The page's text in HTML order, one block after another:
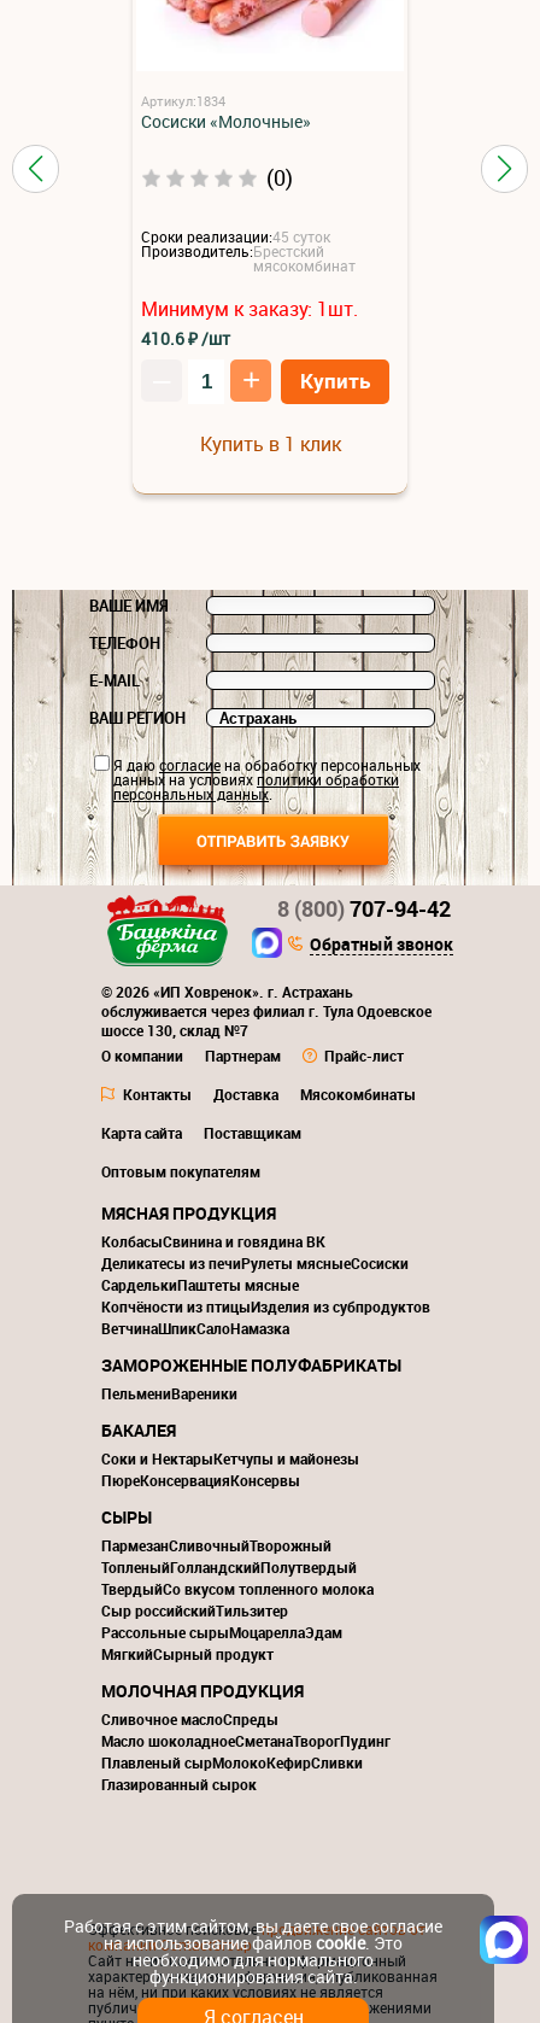
Артикул:1834
Сосиски «Молочные»
(0)
Сроки реализации:45 суток
Производитель:Брестский
мясокомбинат
Минимум к заказу: 1шт.
410.6₽/шт
+ Купить
Купить в 1 клик
ВАШЕ ИМЯ
ТЕЛЕФОН
E-MAIL
ВАШ РЕГИОН
Я даюсогласиена обработку персональных
данных на условияхполитики обработки
персональных данных.
© 2026 «ИП Ховренок». г. Астрахань
обслуживается через филиал г. Тула Одоевское
шоссе 130, склад №7
О компании
Партнерам
Прайс-лист
Контакты
Доставка
Мясокомбинаты
Карта сайта
Поставщикам
Оптовым покупателям
8 (800)707-94-42
Обратный звонок
МЯСНАЯ ПРОДУКЦИЯ
КолбасыСвинина и говядина ВК
Деликатесы из печиРулеты мясныеСосиски
СарделькиПаштеты мясные
Копчёности из птицыИзделия из субпродуктов
ВетчинаШпикСалоНамазка
ЗАМОРОЖЕННЫЕ ПОЛУФАБРИКАТЫ
ПельмениВареники
БАКАЛЕЯ
Соки и НектарыКетчупы и майонезы
ПюреКонсервацияКонсервы
СЫРЫ
ПармезанСливочныйТворожный
ТопленыйГолландскийПолутвердый
ТвердыйСо вкусом топленного молока
Сыр российскийТильзитер
Рассольные сырыМоцареллаЭдам
МягкийСырный продукт
МОЛОЧНАЯ ПРОДУКЦИЯ
Сливочное маслоСпреды
Масло шоколадноеСметанаТворогПудинг
Плавленый сырМолокоКефирСливки
Глазированный сырок
Эффективное поисковоепродвижение сайтов от
компании ContactGroup
Сайт носит исключительно информационный
характер и никакая информация, опубликованная
на нём, ни при каких условиях не является
публичной офертой, определяемой положениями
Работая с этим сайтом, вы даете свое согласие
на использование файловcookie. Это
необходимо для нормального
функционирования сайта.
Я согласен